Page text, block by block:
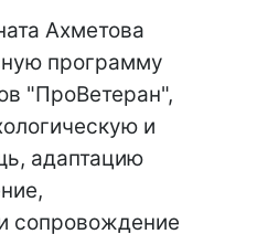
Ахметова
программу
"ПроВетеран",
и
адаптацию
сопровождение